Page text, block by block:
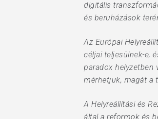
digitális
és beruházások
Az Európai
céljai teljesülnek-e,
paradox helyzetben
mérhetjük, magát a
A Helyreállítási és
által a reformok és